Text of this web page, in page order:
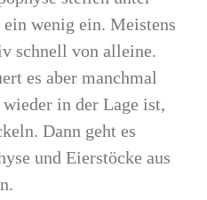
wenig ein. Meistens
schnell von alleine.
es aber manchmal
in der Lage ist,
Dann geht es
und Eierstöcke aus